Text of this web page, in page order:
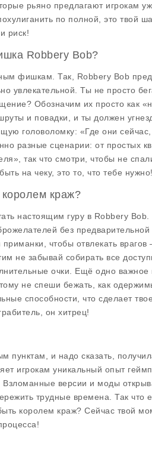
рьяно предлагают игрокам
по полной, это твой
риск!
Robbery Bob?
фишкам. Так, Robbery Bob
увлекательной. Ты не просто
Обозначим их просто как
и повадки, и ты должен
головоломку: «Где они
разные сценарии: от простых
так что смотри, чтобы не
на чеку, это то, что тебе нужно!
королем краж?
настоящим гуру в Robbery
без предварительной
чтобы отвлекать
не забывай собирать все
очки. Ещё одно
не спеши бежать, как
способности, что сделает
он хитрец!
и надо сказать,
игрокам уникальный опыт
Взломанные версии и моды
трудные времена. Так что
королем краж? Сейчас твой